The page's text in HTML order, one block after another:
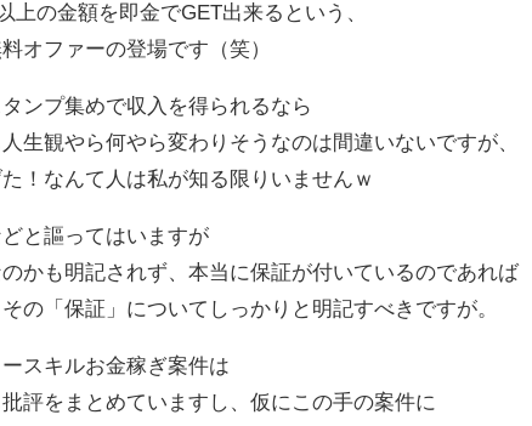
上の金額を即金でGET出来るという、
オファーの登場です（笑）
ンプ集めで収入を得られるなら
生観やら何やら変わりそうなのは間違いないですが、
！なんて人は私が知る限りいませんｗ
と謳ってはいますが
かも明記されず、本当に保証が付いているのであれば
の「保証」についてしっかりと明記すべきですが。
スキルお金稼ぎ案件は
評をまとめていますし、仮にこの手の案件に